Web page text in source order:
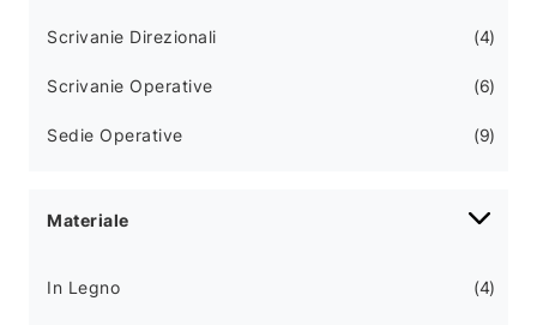
Scrivanie Direzionali 4
Scrivanie Operative 6
Sedie Operative 9
Materiale
In Legno 4